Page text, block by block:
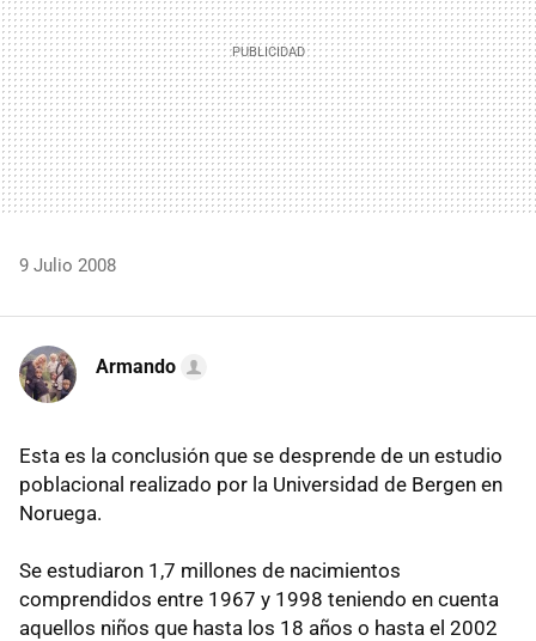
9 Julio 2008
Armando
Esta es la conclusión que se desprende de un estudio
poblacional realizado por la Universidad de Bergen en
Noruega.
Se estudiaron 1,7 millones de nacimientos
comprendidos entre 1967 y 1998 teniendo en cuenta
aquellos niños que hasta los 18 años o hasta el 2002